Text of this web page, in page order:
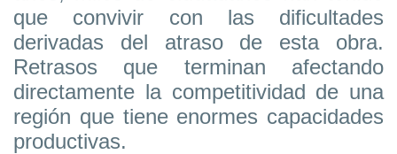
que convivir con las dificultades
derivadas del atraso de esta obra.
Retrasos que terminan afectando
directamente la competitividad de una
región que tiene enormes capacidades
productivas.